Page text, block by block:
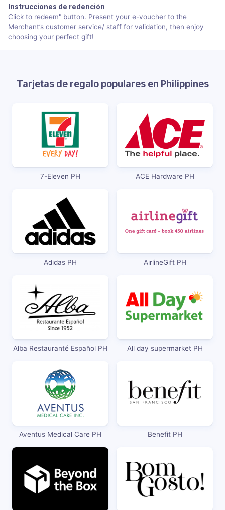
Instrucciones de redención
Click to redeem" button. Present your e-voucher to the
Merchant’s customer service/ staff for validation, then enjoy
choosing your perfect gift!
Tarjetas de regalo populares en Philippines
7-Eleven PH ACE Hardware PH
Adidas PH AirlineGift PH
Alba Restauranté Español PH All day supermarket PH
Aventus Medical Care PH Benefit PH